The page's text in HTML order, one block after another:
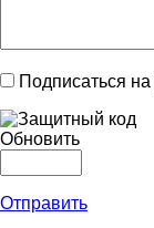
Подписаться
Обновить
Отправить